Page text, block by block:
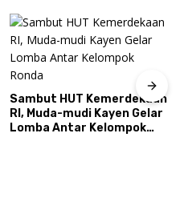
Sambut HUT Kemerdekaan
RI, Muda-mudi Kayen Gelar
Lomba Antar Kelompok